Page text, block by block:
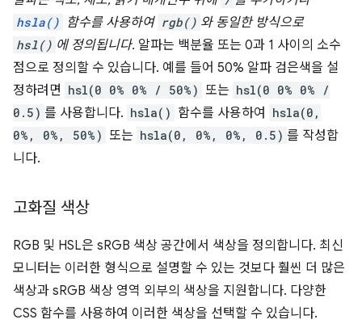
hsla() 함수를 사용하여 rgb() 와 동일한 방식으로
hsl() 에 정의됩니다. 알파는 백분율 또는 0과 1 사이의 소수
점으로 정의할 수 있습니다. 예를 들어 50% 알파 검은색을 설
정하려면 hsl(0 0% 0% / 50%) 또는 hsl(0 0% 0% /
0.5) 를 사용합니다. hsla() 함수를 사용하여
hsla(0,
0%, 0%, 50%) 또는 hsla(0, 0%, 0%, 0.5) 를 작성합
니다.
고화질 색상
RGB 및 HSL은 sRGB 색상 공간에서 색상을 정의합니다. 최신
모니터는 이러한 형식으로 설명할 수 있는 것보다 훨씬 더 많은
색상과 sRGB 색상 영역 외부의 색상을 지원합니다. 다양한
CSS 함수를 사용하여 이러한 색상을 선택할 수 있습니다.